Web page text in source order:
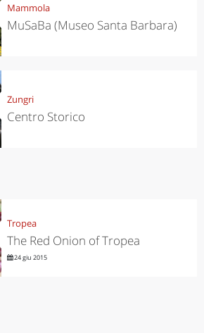
Mammola
MuSaBa (Museo Santa Barbara)
Zungri
Centro Storico
Tropea
The Red Onion of Tropea
24 giu 2015